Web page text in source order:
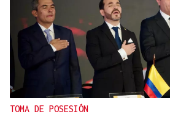
TOMA DE POSESIÓN